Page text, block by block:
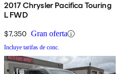
2017 Chrysler Pacifica Touring
L FWD
$7,350 Gran oferta
Incluye tarifas de conc.